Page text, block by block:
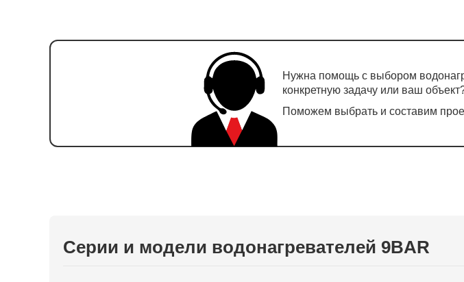
Нужна помощь с выбором
конкретную задачу или ваш
Поможем выбрать и составим
Серии и модели водонагревателей 9BAR